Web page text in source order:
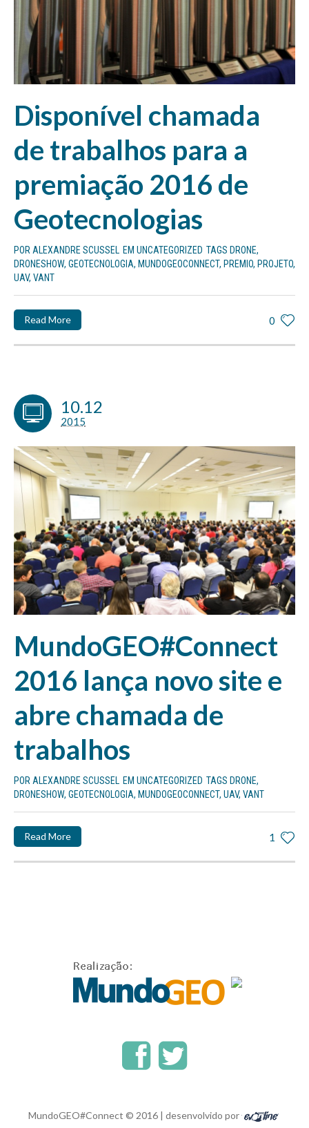
Disponível chamada
de trabalhos para a
premiação 2016 de
Geotecnologias
POR ALEXANDRE SCUSSEL EM UNCATEGORIZED TAGS DRONE,
DRONESHOW, GEOTECNOLOGIA, MUNDOGEOCONNECT, PREMIO, PROJETO,
UAV, VANT
0
Read More
10.12
2015
MundoGEO#Connect
2016 lança novo site e
abre chamada de
trabalhos
POR ALEXANDRE SCUSSEL EM UNCATEGORIZED TAGS DRONE,
DRONESHOW, GEOTECNOLOGIA, MUNDOGEOCONNECT, UAV, VANT
1
Read More
MundoGEO#Connect © 2016 | desenvolvido por